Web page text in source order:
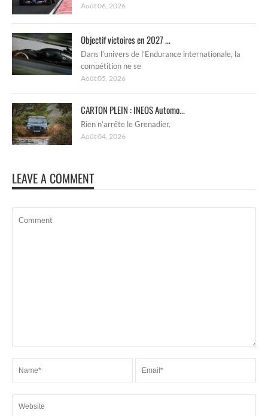
Août 06, 2026
Objectif victoires en 2027 ...
Dans l’univers de l’Endurance internationale, la
compétition ne se
Août 05, 2026
CARTON PLEIN : INEOS Automo...
Rien n’arrête le Grenadier.
Août 04, 2026
LEAVE A COMMENT